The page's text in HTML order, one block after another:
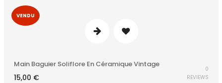
VENDU
Main Baguier Soliflore En Céramique Vintage
15,00 €
0
REVIEWS